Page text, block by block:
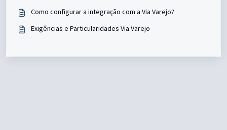
Como configurar a integração com a Via Varejo?
Exigências e Particularidades Via Varejo